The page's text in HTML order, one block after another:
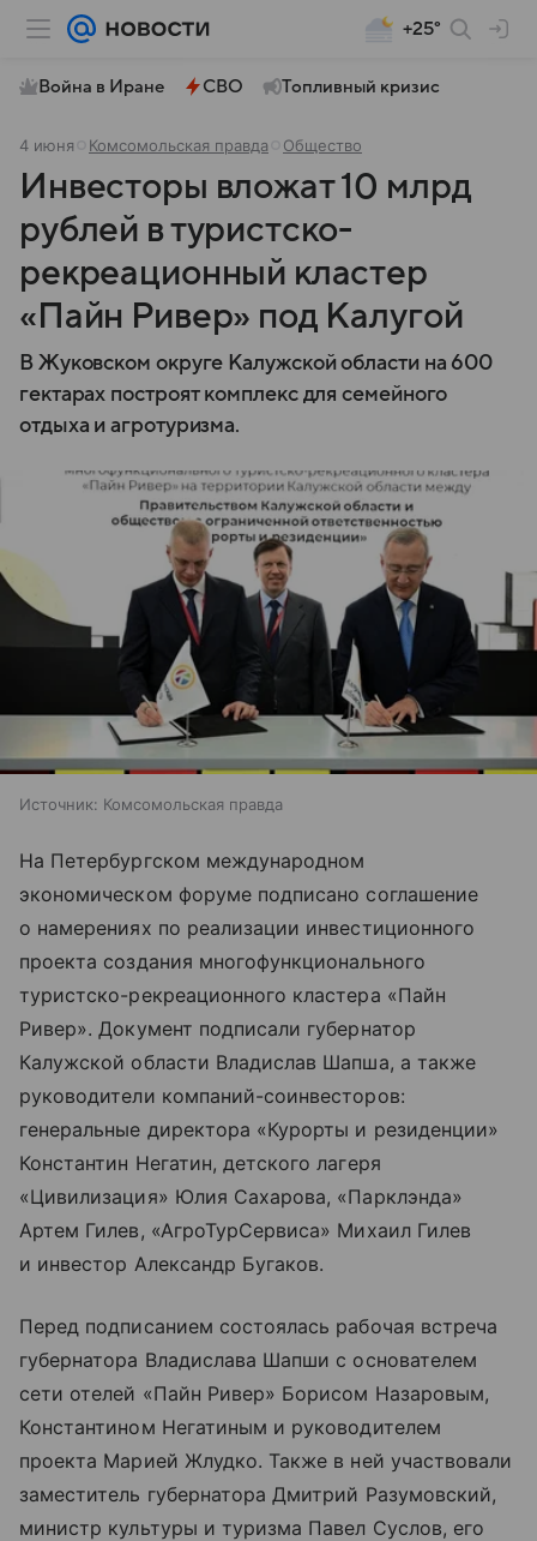
+25°
Война в Иране СВО Топливный кризис
4 июня Комсомольская правда Общество
Инвесторы вложат 10 млрд
рублей в туристско-
рекреационный кластер
«Пайн Ривер» под Калугой
В Жуковском округе Калужской области на 600
гектарах построят комплекс для семейного
отдыха и агротуризма.
Источник: Комсомольская правда
На Петербургском международном
экономическом форуме подписано соглашение
о намерениях по реализации инвестиционного
проекта создания многофункционального
туристско-рекреационного кластера «Пайн
Ривер». Документ подписали губернатор
Калужской области Владислав Шапша, а также
руководители компаний-соинвесторов:
генеральные директора «Курорты и резиденции»
Константин Негатин, детского лагеря
«Цивилизация» Юлия Сахарова, «Парклэнда»
Артем Гилев, «АгроТурСервиса» Михаил Гилев
и инвестор Александр Бугаков.
Перед подписанием состоялась рабочая встреча
губернатора Владислава Шапши с основателем
сети отелей «Пайн Ривер» Борисом Назаровым,
Константином Негатиным и руководителем
проекта Марией Жлудко. Также в ней участвовали
заместитель губернатора Дмитрий Разумовский,
министр культуры и туризма Павел Суслов, его